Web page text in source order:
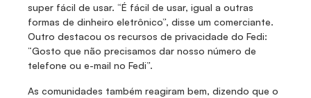
super fácil de usar. “É fácil de usar, igual a outras
formas de dinheiro eletrônico”, disse um comerciante.
Outro destacou os recursos de privacidade do Fedi:
“Gosto que não precisamos dar nosso número de
telefone ou e-mail no Fedi”.
As comunidades também reagiram bem, dizendo que o